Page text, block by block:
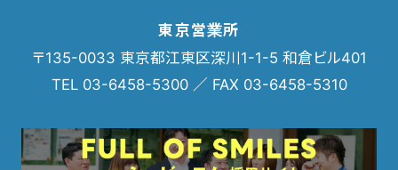
東京営業所
〒135-0033 東京都江東区深川1-1-5 和倉ビル401
TEL 03-6458-5300 ／ FAX 03-6458-5310